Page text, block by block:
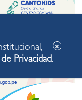
Privacidad.